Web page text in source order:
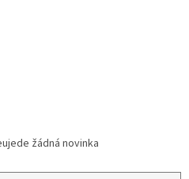
žádná novinka